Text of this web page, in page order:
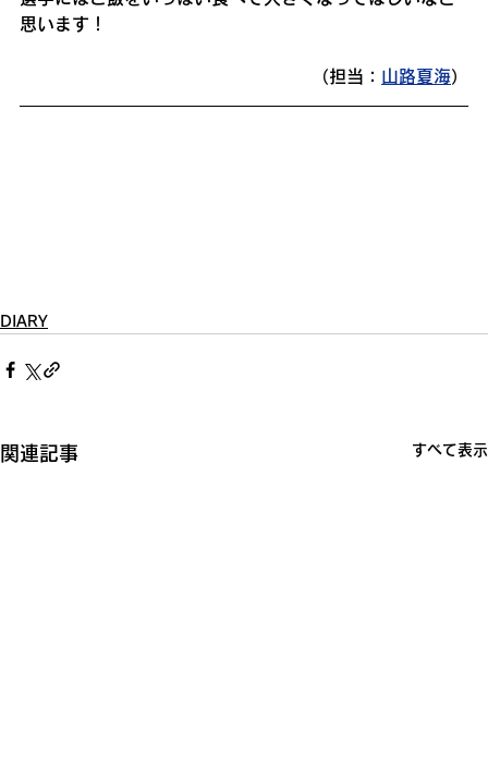
思います！
（担当： 山路夏海）
DIARY
関連記事 すべて表示